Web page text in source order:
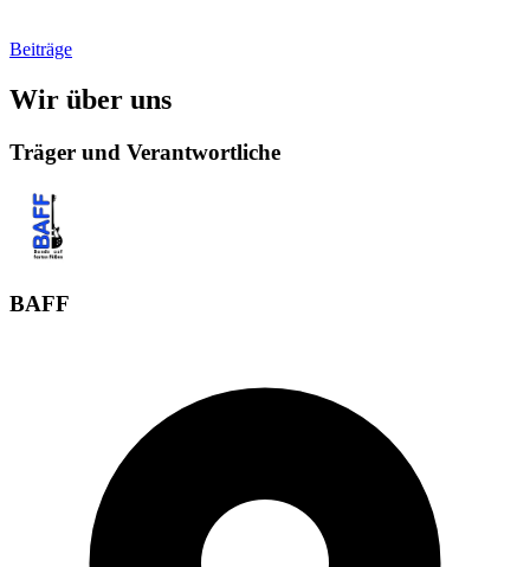
Beiträge
Wir über uns
Träger und Verantwortliche
BAFF